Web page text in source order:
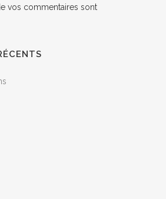
vos commentaires sont